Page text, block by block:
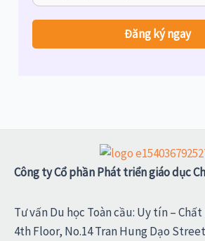
Công ty Cổ phần Phát triển giáo dục
Tư vấn Du học Toàn cầu: Uy tín –
4th Floor, No.14 Tran Hung Dạo